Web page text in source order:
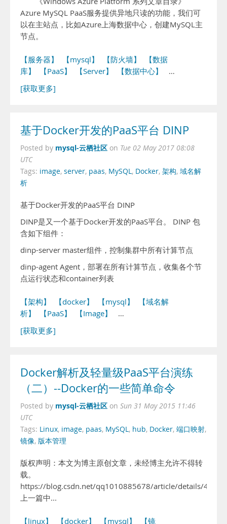
Azure MySQL PaaS服务提供异地只读的功能，我们可
以在主站点，比如Azure上海数据中心，创建MySQL主
节点。
【服务器】 【mysql】 【防火墙】
【数据
库】
【PaaS】 【Server】 【数据中心】
…
[获取更多]
基于Docker开发的PaaS平台 DINP
Posted by mysql-云栖社区 on Tue 02 May 2017 08:08
UTC
Tags: image, server, paas, MySQL, Docker, 架构, 域名解
析
基于Docker开发的PaaS平台 DINP
DINP是又一个基于Docker开发的PaaS平台。 DINP 包
含如下组件：
dinp-server master组件，控制集群中所有计算节点
dinp-agent Agent，部署在所有计算节点，收集各个节
点运行状态和container列表
【架构】 【docker】 【mysql】
【域名解
析】
【PaaS】 【Image】
…
[获取更多]
Docker解析及轻量级PaaS平台演练
（二）--Docker的一些简单命令
Posted by mysql-云栖社区 on Sun 31 May 2015 11:46
UTC
Tags: Linux, image, paas, MySQL, hub, Docker, 端口映射,
镜像, 版本管理
版权声明：本文为博主原创文章，未经博主允许不得转
载。
https://blog.csdn.net/qq1010885678/article/details/
上一篇中...
【linux】 【docker】 【mysql】
【镜